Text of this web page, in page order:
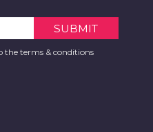
the terms & conditions